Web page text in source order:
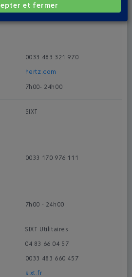
Hertz
0033 483 321 970
hertz.com
7h00- 24h00
SIXT
0033 170 976 111
7h00 - 24h00
SIXT Utilitaires
04 83 66 04 57
0033 483 660 457
sixt.fr
et fermer